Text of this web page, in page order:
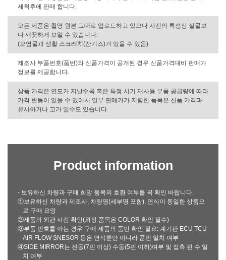
세척후에 판매 합니다.
모든 제품은 촬영 원본 그대로 업로드하고 있으나 사진의 특성상 실물보
다 깨끗하게 보일 수 있습니다.
(오염물과 생활 스크래치(잔기스)가 있을 수 있음)
제조사 부품번호(품번)와 신품가격이 공개된 경우 신품가격대비 판매가
정보를 제공합니다.
상품 가격은 연도가 지날수록 혹은 특정 시기 재사용 부품 공급량에 따라
가격 변동이 있을 수 있어서 일부 판매가가 저렴한 품목은 신품 가격과
유사하거나 고가 일수도 있습니다.
Product information
- 보유하신 차량과 구매 희망 품목의 호환 여부를 꼭 확인 바랍니다.
①보유하신 차량과 제조사, 차량명(세부명 포함), 연식이 동일한 상품으
로 구매 요망
②제품의 외관 사진 확인(외장 품목은 COLOR 확인 필수)
③부품 번호를 아는 경우 구매 제품의 품번 확인 필요: 계기판 ECU TCU
AIR FLOW SNESOR 등은 연식뿐만 아니라 품번 일치 여부
④SIDE MIRROR는 전동(7핀 이상) 수동(5핀 이하)여부 및 접촉 핀 수 일
치 여부